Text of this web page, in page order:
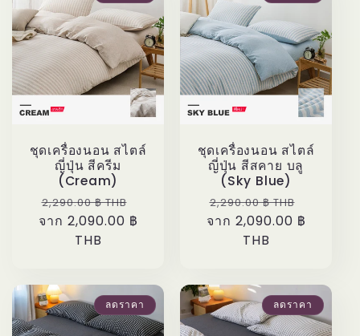
ชุดเครื่องนอน สไตล์
ญี่ปุ่น สีครีม
(Cream)
ราคา
ปกติ
2,290.00 ฿ THB
โปรโมชัน
จาก 2,090.00 ฿
THB
ชุดเครื่องนอน สไตล์
ญี่ปุ่น สีสคาย บลู
(Sky Blue)
ราคา
ปกติ
2,290.00 ฿ THB
โปรโมชั
จาก 2,090.00 ฿
THB
ลดราคา ลดราคา